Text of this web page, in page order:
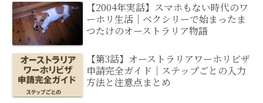
【2004年実話】スマホもない時代のワ
ーホリ生活｜ベクシリーで始まったま
つたけのオーストラリア物語
【第3話】オーストラリアワーホリビザ
申請完全ガイド｜ステップごとの入力
方法と注意点まとめ